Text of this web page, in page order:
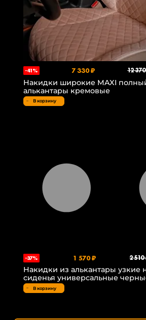
-41% 7 330 ₽ 12
Накидки широкие MAXI
алькантары кремовые
В корзину
-37% 1 570 ₽ 2 510
Накидки из алькантары узкие
сиденья универсальные
В корзину